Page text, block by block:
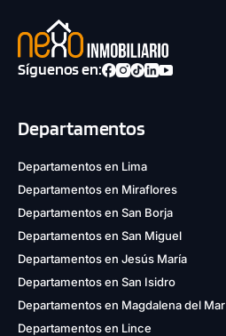
Síguenos en:
Departamentos
Departamentos en Lima
Departamentos en Miraflores
Departamentos en San Borja
Departamentos en San Miguel
Departamentos en Jesús María
Departamentos en San Isidro
Departamentos en Magdalena del Mar
Departamentos en Lince